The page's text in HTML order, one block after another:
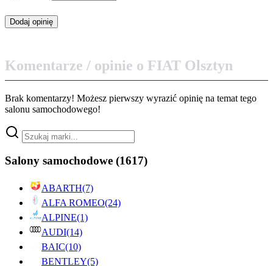
Komentarze / opinie o FIAT Olsztyn
Brak komentarzy! Możesz pierwszy wyrazić opinię na temat tego
salonu samochodowego!
Salony samochodowe (1617)
ABARTH(7)
ALFA ROMEO(24)
ALPINE(1)
AUDI(14)
BAIC(10)
BENTLEY(5)